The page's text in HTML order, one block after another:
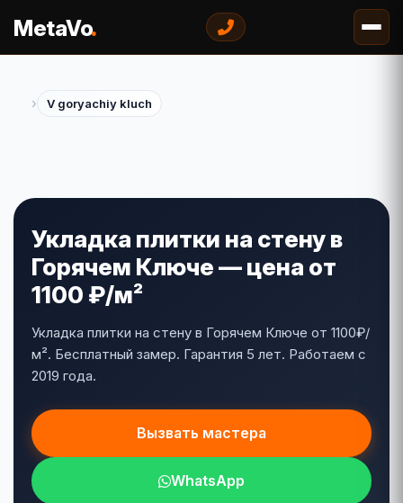
MetaVo.
› V goryachiy kluch
Укладка плитки на стену в
Горячем Ключе — цена от
1100 ₽/м²
Укладка плитки на стену в Горячем Ключе от 1100₽/
м². Бесплатный замер. Гарантия 5 лет. Работаем с
2019 года.
Вызвать мастера
WhatsApp